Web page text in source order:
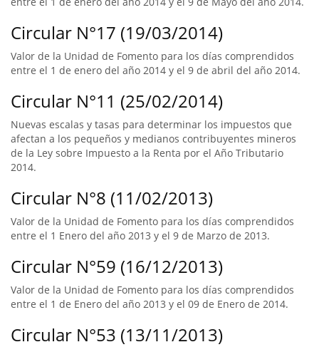
Circular N°17 (19/03/2014)
Valor de la Unidad de Fomento para los días comprendidos
entre el 1 de enero del año 2014 y el 9 de abril del año 2014.
Circular N°11 (25/02/2014)
Nuevas escalas y tasas para determinar los impuestos que
afectan a los pequeños y medianos contribuyentes mineros
de la Ley sobre Impuesto a la Renta por el Año Tributario
2014.
Circular N°8 (11/02/2013)
Valor de la Unidad de Fomento para los días comprendidos
entre el 1 Enero del año 2013 y el 9 de Marzo de 2013.
Circular N°59 (16/12/2013)
Valor de la Unidad de Fomento para los días comprendidos
entre el 1 de Enero del año 2013 y el 09 de Enero de 2014.
Circular N°53 (13/11/2013)